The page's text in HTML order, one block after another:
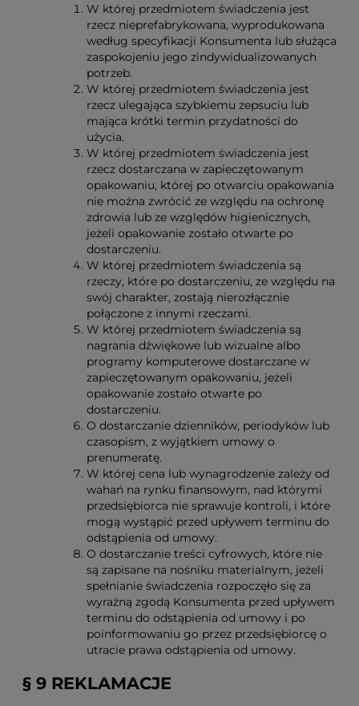
W której przedmiotem świadczenia jest
rzecz nieprefabrykowana, wyprodukowana
według specyfikacji Konsumenta lub służąca
zaspokojeniu jego zindywidualizowanych
potrzeb.
W której przedmiotem świadczenia jest
rzecz ulegająca szybkiemu zepsuciu lub
mająca krótki termin przydatności do
użycia.
W której przedmiotem świadczenia jest
rzecz dostarczana w zapieczętowanym
opakowaniu, której po otwarciu opakowania
nie można zwrócić ze względu na ochronę
zdrowia lub ze względów higienicznych,
jeżeli opakowanie zostało otwarte po
dostarczeniu.
W której przedmiotem świadczenia są
rzeczy, które po dostarczeniu, ze względu na
swój charakter, zostają nierozłącznie
połączone z innymi rzeczami.
W której przedmiotem świadczenia są
nagrania dźwiękowe lub wizualne albo
programy komputerowe dostarczane w
zapieczętowanym opakowaniu, jeżeli
opakowanie zostało otwarte po
dostarczeniu.
O dostarczanie dzienników, periodyków lub
czasopism, z wyjątkiem umowy o
prenumeratę.
W której cena lub wynagrodzenie zależy od
wahań na rynku finansowym, nad którymi
przedsiębiorca nie sprawuje kontroli, i które
mogą wystąpić przed upływem terminu do
odstąpienia od umowy.
O dostarczanie treści cyfrowych, które nie
są zapisane na nośniku materialnym, jeżeli
spełnianie świadczenia rozpoczęło się za
wyraźną zgodą Konsumenta przed upływem
terminu do odstąpienia od umowy i po
poinformowaniu go przez przedsiębiorcę o
utracie prawa odstąpienia od umowy.
§ 9 REKLAMACJE